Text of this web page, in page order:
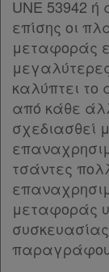
UNE 53942
επίσης οι
μεταφοράς
καλύπτει το
από κάθε
σχεδιασθεί
τσάντες
μεταφοράς
παραγράφου